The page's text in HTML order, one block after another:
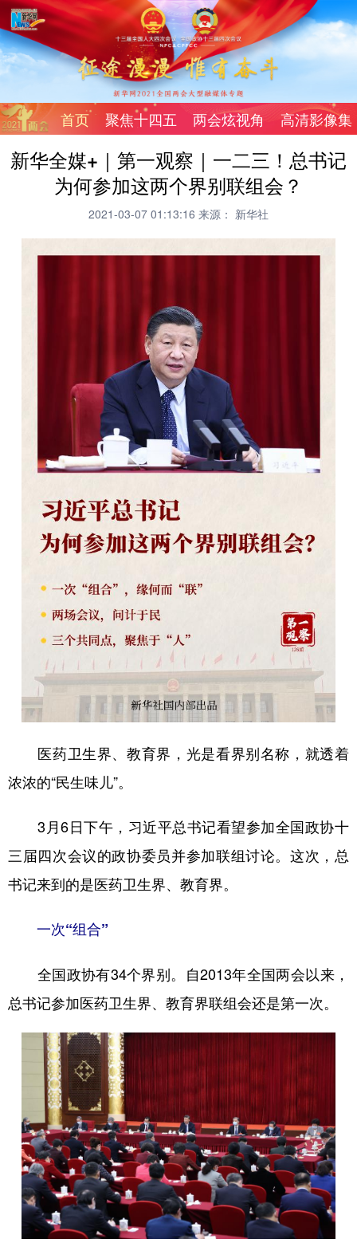
首页 聚焦十四五 两会炫视角 高清影像集
新华全媒+｜第一观察｜一二三！总书记
为何参加这两个界别联组会？
2021-03-07 01:13:16 来源： 新华社
医药卫生界、教育界，光是看界别名称，就透着
浓浓的“民生味儿”。
3月6日下午，习近平总书记看望参加全国政协十
三届四次会议的政协委员并参加联组讨论。这次，总
书记来到的是医药卫生界、教育界。
一次“组合”
全国政协有34个界别。自2013年全国两会以来，
总书记参加医药卫生界、教育界联组会还是第一次。